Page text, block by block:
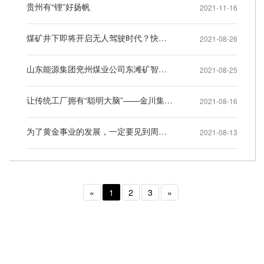
贵州有“锂”好扬帆 2021-11-16
煤矿井下即将开启无人驾驶时代？快看，全程路试视频 2021-08-26
山东能源集团兖州煤业公司东滩矿智能化建设纪实 2021-08-25
让传统工厂拥有“聪明大脑”——金川集团“三化”改造见闻 2021-08-16
为了黄金事业的发展，一定要见到周总理 2021-08-13
« 1 2 3 »